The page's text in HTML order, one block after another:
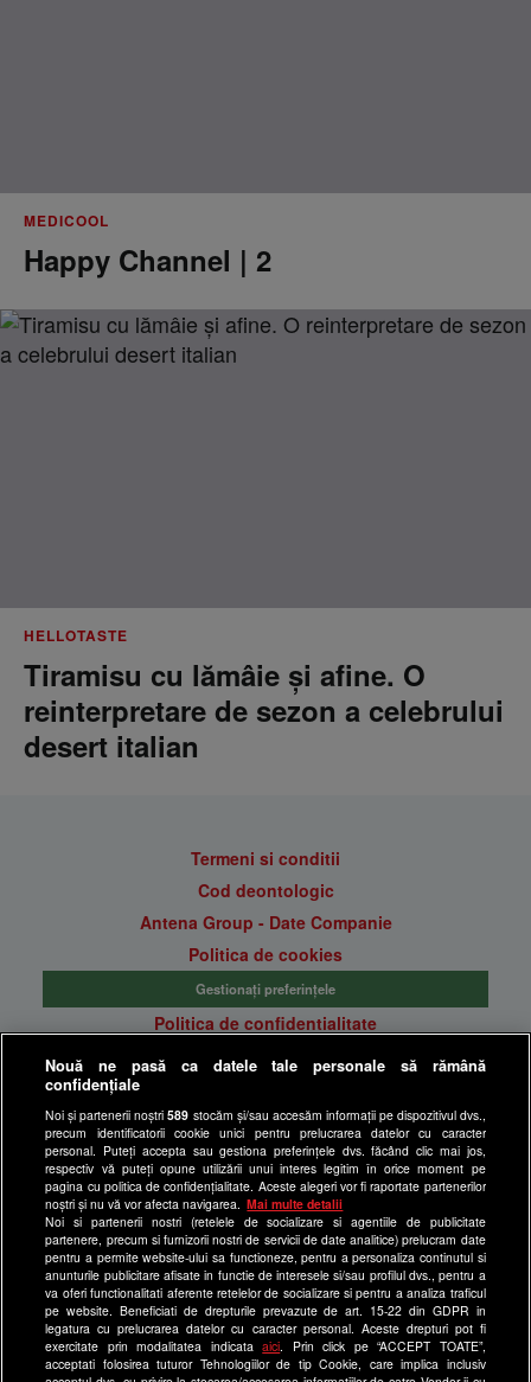
MEDICOOL
Happy Channel | 2
HELLOTASTE
Tiramisu cu lămâie și afine. O
reinterpretare de sezon a celebrului
desert italian
Termeni si conditii
Cod deontologic
Antena Group - Date Companie
Politica de cookies
Gestionați preferințele
Politica de confidentialitate
Anunturi gratuite pe Lajumate.ro
Program Happy Channel
Echipa editorială
Site-uri Antena Group
a1.ro
antenastars.ro
as.ro
catine.ro
chefi.ro
Nouă ne pasă ca datele tale personale să rămână
confidențiale
Noi și partenerii noștri589 stocăm și/sau accesăm informații pe dispozitivul dvs.,
precum identificatorii cookie unici pentru prelucrarea datelor cu caracter
personal. Puteți accepta sau gestiona preferințele dvs. făcând clic mai jos,
respectiv vă puteți opune utilizării unui interes legitim în orice moment pe
pagina cu politica de confidențialitate. Aceste alegeri vor fi raportate partenerilor
noștri și nu vă vor afecta navigarea.
Mai multe detalii
Noi si partenerii nostri (retelele de socializare si agentiile de publicitate
partenere, precum si furnizorii nostri de servicii de date analitice) prelucram date
pentru a permite website-ului sa functioneze, pentru a personaliza continutul si
anunturile publicitare afisate in functie de interesele si/sau profilul dvs., pentru a
va oferi functionalitati aferente retelelor de socializare si pentru a analiza traficul
pe website. Beneficiati de drepturile prevazute de art. 15-22 din GDPR in
legatura cu prelucrarea datelor cu caracter personal. Aceste drepturi pot fi
exercitate prin modalitatea indicataaici . Prin click pe “ACCEPT TOATE”,
acceptati folosirea tuturor Tehnologiilor de tip Cookie, care implica inclusiv